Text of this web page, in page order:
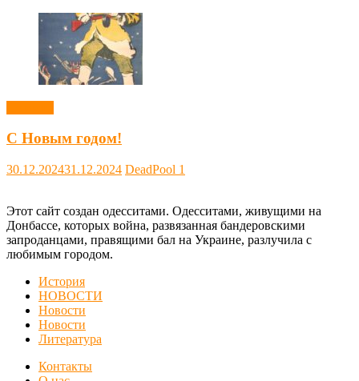
С Новым годом!
30.12.202431.12.2024 DeadPool 1
Этот сайт создан одесситами. Одесситами, живущими на
Донбассе, которых война, развязанная бандеровскими
запроданцами, правящими бал на Украине, разлучила с
любимым городом.
История
НОВОСТИ
Новости
Новости
Литература
Контакты